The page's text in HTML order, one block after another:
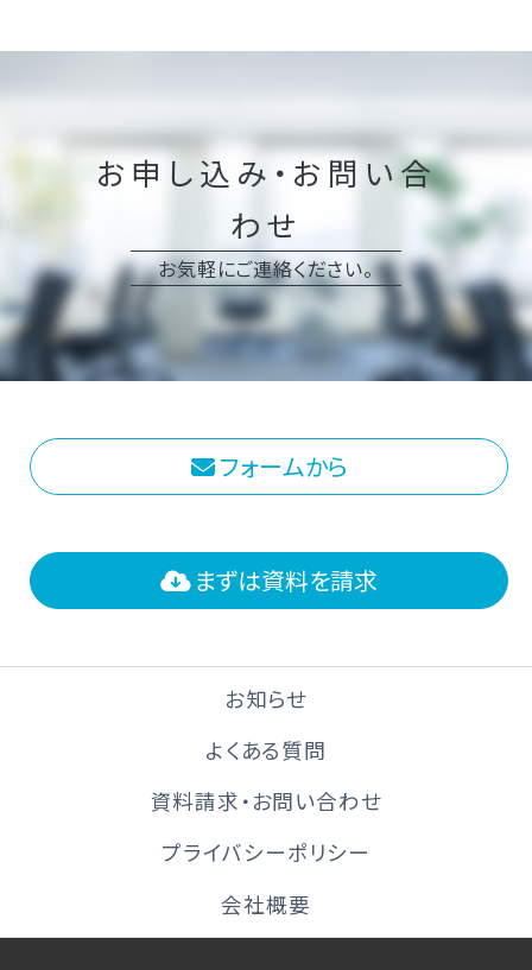
お申し込み・お問い合
わせ
お気軽にご連絡ください。
フォームから
まずは資料を請求
お知らせ
よくある質問
資料請求・お問い合わせ
プライバシーポリシー
会社概要